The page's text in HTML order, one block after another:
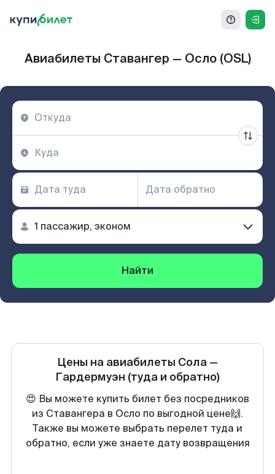
Авиабилеты Ставангер — Осло (OSL)
Найти
Цены на авиабилеты Сола —
Гардермуэн (туда и обратно)
😍 Вы можете купить билет без посредников
из Ставангера в Осло по выгодной цене🙌.
Также вы можете выбрать перелет туда и
обратно, если уже знаете дату возвращения